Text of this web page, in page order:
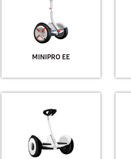
MINIPRO EE